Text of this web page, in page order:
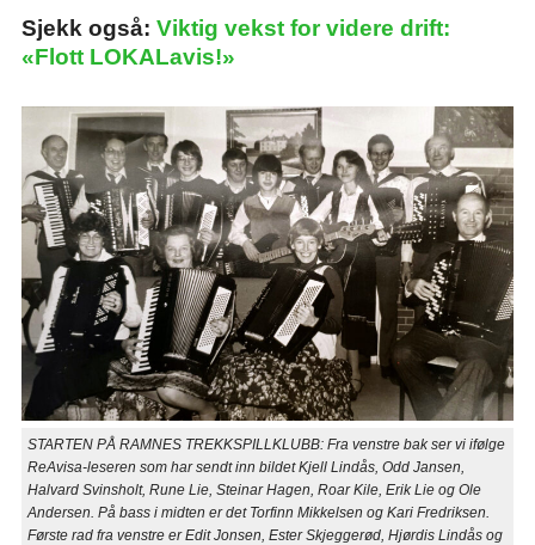
Sjekk også: Viktig vekst for videre drift:
«Flott LOKALavis!»
STARTEN PÅ RAMNES TREKKSPILLKLUBB: Fra venstre bak ser vi ifølge
ReAvisa-leseren som har sendt inn bildet Kjell Lindås, Odd Jansen,
Halvard Svinsholt, Rune Lie, Steinar Hagen, Roar Kile, Erik Lie og Ole
Andersen. På bass i midten er det Torfinn Mikkelsen og Kari Fredriksen.
Første rad fra venstre er Edit Jonsen, Ester Skjeggerød, Hjørdis Lindås og